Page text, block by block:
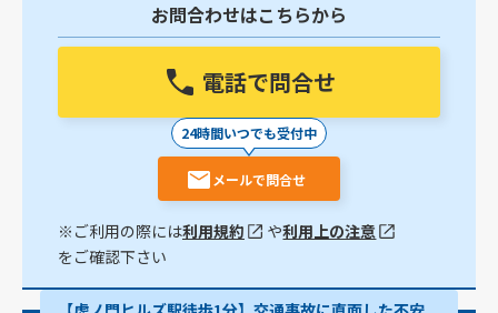
お問合わせはこちらから
電話で問合せ
24時間いつでも受付中
メールで問合せ
※ご利用の際には利用規約 や利用上の注意
をご確認下さい